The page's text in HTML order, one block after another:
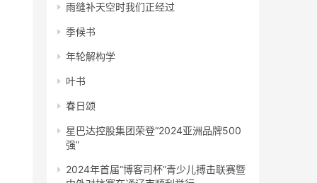
雨缝补天空时我们正经过
季候书
年轮解构学
叶书
春日颂
星巴达控股集团荣登“2024亚洲品牌500
强”
2024年首届“博客司杯”青少儿搏击联赛暨